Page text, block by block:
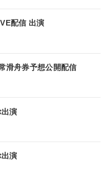
配信 出演
滑舟券予想公開配信
演
演